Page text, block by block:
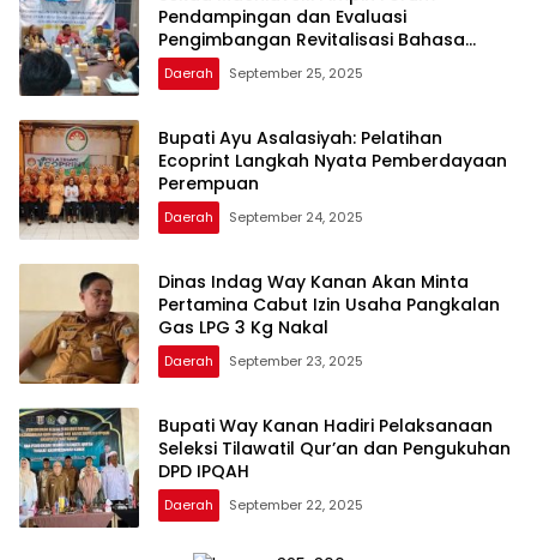
Pendampingan dan Evaluasi
Pengimbangan Revitalisasi Bahasa
Daerah
Daerah September 25, 2025
Bupati Ayu Asalasiyah: Pelatihan
Ecoprint Langkah Nyata Pemberdayaan
Perempuan
Daerah September 24, 2025
Dinas Indag Way Kanan Akan Minta
Pertamina Cabut Izin Usaha Pangkalan
Gas LPG 3 Kg Nakal
Daerah September 23, 2025
Bupati Way Kanan Hadiri Pelaksanaan
Seleksi Tilawatil Qur’an dan Pengukuhan
DPD IPQAH
Daerah September 22, 2025